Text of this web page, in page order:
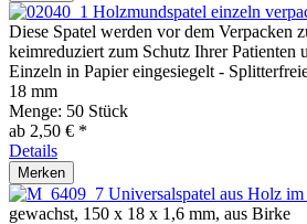
Holzmundspatel einzeln
Diese Spatel werden vor dem Verpacken
keimreduziert zum Schutz Ihrer Patienten
Einzeln in Papier eingesiegelt -
18 mm
Menge: 50 Stück
ab 2,50 € *
Details
Merken
Universalspatel aus Holz
gewachst, 150 x 18 x 1,6 mm, aus Birke